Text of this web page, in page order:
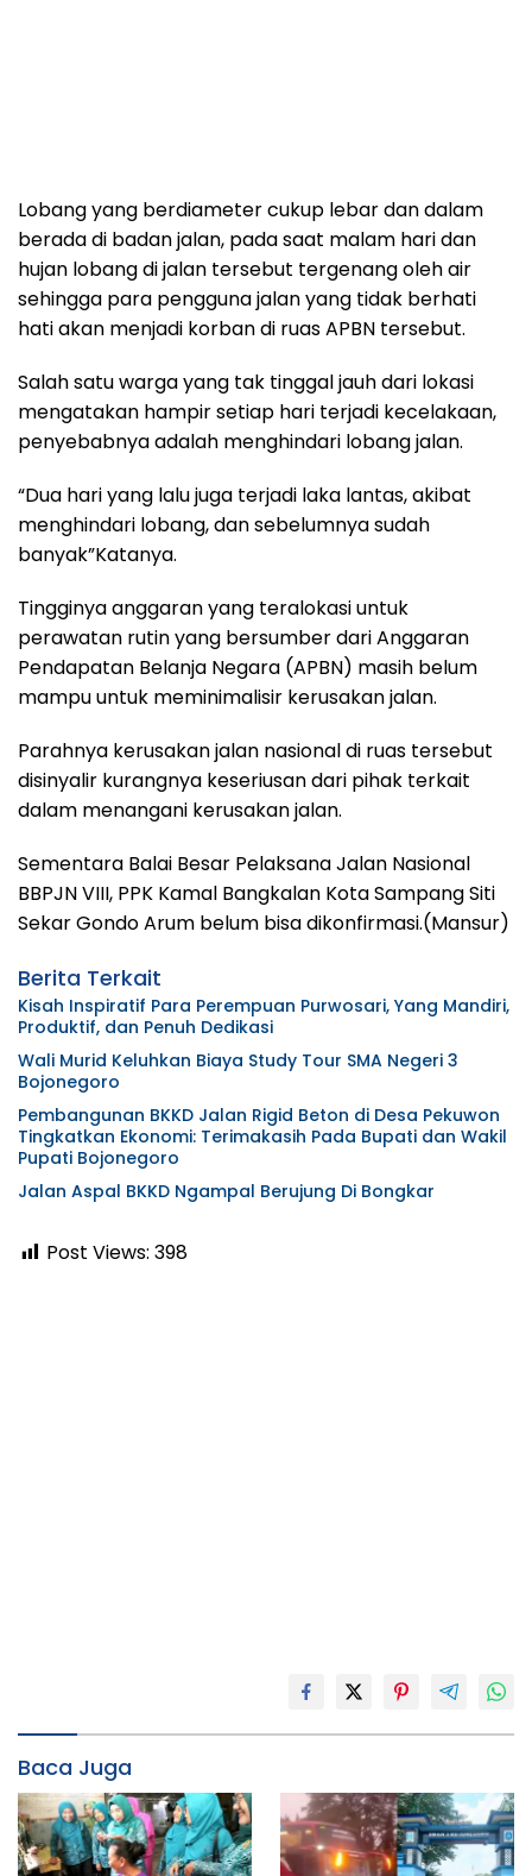
Lobang yang berdiameter cukup lebar dan dalam
berada di badan jalan, pada saat malam hari dan
hujan lobang di jalan tersebut tergenang oleh air
sehingga para pengguna jalan yang tidak berhati
hati akan menjadi korban di ruas APBN tersebut.
Salah satu warga yang tak tinggal jauh dari lokasi
mengatakan hampir setiap hari terjadi kecelakaan,
penyebabnya adalah menghindari lobang jalan.
“Dua hari yang lalu juga terjadi laka lantas, akibat
menghindari lobang, dan sebelumnya sudah
banyak”Katanya.
Tingginya anggaran yang teralokasi untuk
perawatan rutin yang bersumber dari Anggaran
Pendapatan Belanja Negara (APBN) masih belum
mampu untuk meminimalisir kerusakan jalan.
Parahnya kerusakan jalan nasional di ruas tersebut
disinyalir kurangnya keseriusan dari pihak terkait
dalam menangani kerusakan jalan.
Sementara Balai Besar Pelaksana Jalan Nasional
BBPJN VIII, PPK Kamal Bangkalan Kota Sampang Siti
Sekar Gondo Arum belum bisa dikonfirmasi.(Mansur)
Berita Terkait
Kisah Inspiratif Para Perempuan Purwosari, Yang Mandiri,
Produktif, dan Penuh Dedikasi
Wali Murid Keluhkan Biaya Study Tour SMA Negeri 3
Bojonegoro
Pembangunan BKKD Jalan Rigid Beton di Desa Pekuwon
Tingkatkan Ekonomi: Terimakasih Pada Bupati dan Wakil
Pupati Bojonegoro
Jalan Aspal BKKD Ngampal Berujung Di Bongkar
Post Views: 398
Baca Juga